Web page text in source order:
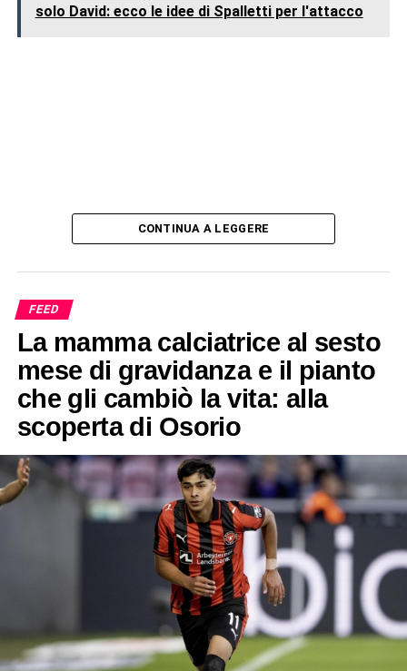
solo David: ecco le idee di Spalletti per l'attacco
CONTINUA A LEGGERE
FEED
La mamma calciatrice al sesto
mese di gravidanza e il pianto
che gli cambiò la vita: alla
scoperta di Osorio